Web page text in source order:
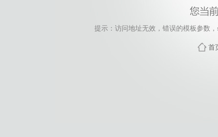
提示：访问地址无效，错误的模板参数
首